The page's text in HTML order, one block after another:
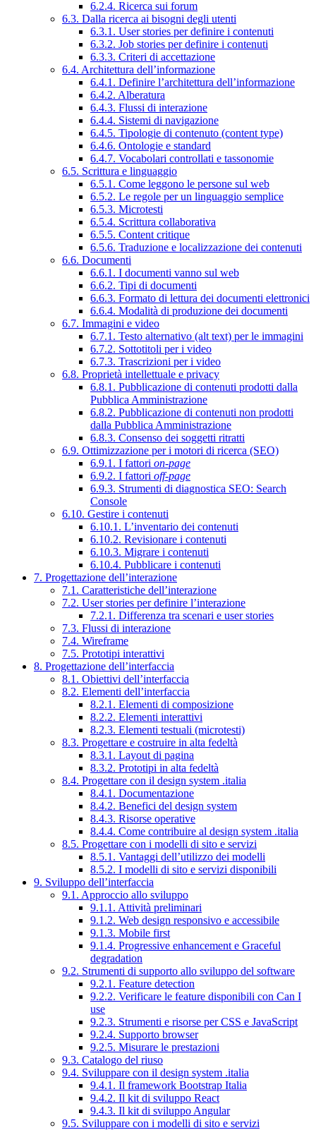
6.2.4. Ricerca sui forum
6.3. Dalla ricerca ai bisogni degli utenti
6.3.1. User stories per definire i contenuti
6.3.2. Job stories per definire i contenuti
6.3.3. Criteri di accettazione
6.4. Architettura dell’informazione
6.4.1. Definire l’architettura dell’informazione
6.4.2. Alberatura
6.4.3. Flussi di interazione
6.4.4. Sistemi di navigazione
6.4.5. Tipologie di contenuto (content type)
6.4.6. Ontologie e standard
6.4.7. Vocabolari controllati e tassonomie
6.5. Scrittura e linguaggio
6.5.1. Come leggono le persone sul web
6.5.2. Le regole per un linguaggio semplice
6.5.3. Microtesti
6.5.4. Scrittura collaborativa
6.5.5. Content critique
6.5.6. Traduzione e localizzazione dei contenuti
6.6. Documenti
6.6.1. I documenti vanno sul web
6.6.2. Tipi di documenti
6.6.3. Formato di lettura dei documenti elettronici
6.6.4. Modalità di produzione dei documenti
6.7. Immagini e video
6.7.1. Testo alternativo (alt text) per le immagini
6.7.2. Sottotitoli per i video
6.7.3. Trascrizioni per i video
6.8. Proprietà intellettuale e privacy
6.8.1. Pubblicazione di contenuti prodotti dalla
Pubblica Amministrazione
6.8.2. Pubblicazione di contenuti non prodotti
dalla Pubblica Amministrazione
6.8.3. Consenso dei soggetti ritratti
6.9. Ottimizzazione per i motori di ricerca (SEO)
6.9.1. I fattori on-page
6.9.2. I fattori off-page
6.9.3. Strumenti di diagnostica SEO: Search
Console
6.10. Gestire i contenuti
6.10.1. L’inventario dei contenuti
6.10.2. Revisionare i contenuti
6.10.3. Migrare i contenuti
6.10.4. Pubblicare i contenuti
7. Progettazione dell’interazione
7.1. Caratteristiche dell’interazione
7.2. User stories per definire l’interazione
7.2.1. Differenza tra scenari e user stories
7.3. Flussi di interazione
7.4. Wireframe
7.5. Prototipi interattivi
8. Progettazione dell’interfaccia
8.1. Obiettivi dell’interfaccia
8.2. Elementi dell’interfaccia
8.2.1. Elementi di composizione
8.2.2. Elementi interattivi
8.2.3. Elementi testuali (microtesti)
8.3. Progettare e costruire in alta fedeltà
8.3.1. Layout di pagina
8.3.2. Prototipi in alta fedeltà
8.4. Progettare con il design system .italia
8.4.1. Documentazione
8.4.2. Benefici del design system
8.4.3. Risorse operative
8.4.4. Come contribuire al design system .italia
8.5. Progettare con i modelli di sito e servizi
8.5.1. Vantaggi dell’utilizzo dei modelli
8.5.2. I modelli di sito e servizi disponibili
9. Sviluppo dell’interfaccia
9.1. Approccio allo sviluppo
9.1.1. Attività preliminari
9.1.2. Web design responsivo e accessibile
9.1.3. Mobile first
9.1.4. Progressive enhancement e Graceful
degradation
9.2. Strumenti di supporto allo sviluppo del software
9.2.1. Feature detection
9.2.2. Verificare le feature disponibili con Can I
use
9.2.3. Strumenti e risorse per CSS e JavaScript
9.2.4. Supporto browser
9.2.5. Misurare le prestazioni
9.3. Catalogo del riuso
9.4. Sviluppare con il design system .italia
9.4.1. Il framework Bootstrap Italia
9.4.2. Il kit di sviluppo React
9.4.3. Il kit di sviluppo Angular
9.5. Sviluppare con i modelli di sito e servizi